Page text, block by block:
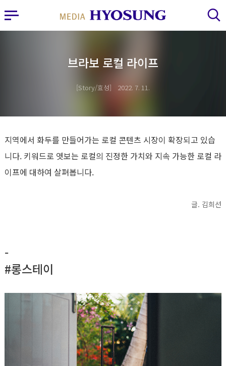
MY FRIEND HYOSUNG
사이드바 열기 검색 레이어 열기
브라보 로컬 라이프
Story/효성 2022. 7. 11.
지역에서 화두를 만들어가는 로컬 콘텐츠 시장이 확장되고 있습
니다. 키워드로 엿보는 로컬의 진정한 가치와 지속 가능한 로컬 라
이프에 대하여 살펴봅니다.
글. 김희선
-
#롱스테이